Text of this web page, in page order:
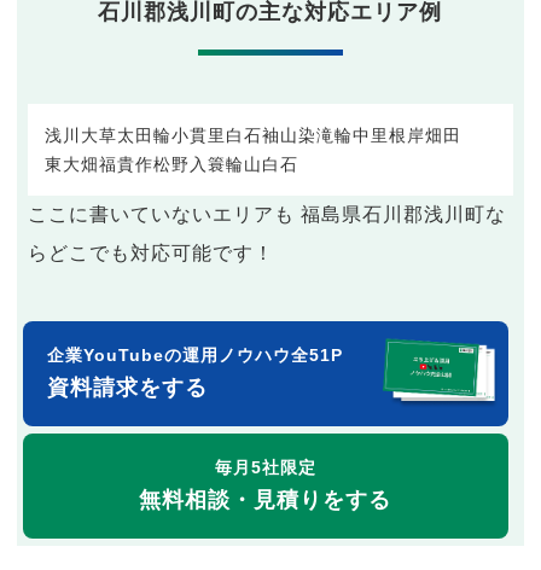
石川郡浅川町の主な対応エリア例
浅川 大草太田輪小貫里白石袖山染滝輪中里根岸畑田
東大畑福貴作松野入 簑輪山白石
ここに書いていないエリアも 福島県石川郡浅川町な
らどこでも対応可能です！
企業YouTubeの運用ノウハウ全51P
資料請求をする
毎月5社限定
無料相談・見積りをする